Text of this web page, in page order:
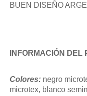
BUEN DISEÑO
INFORMACIÓN DEL
Colores: negro
microtex, blanco